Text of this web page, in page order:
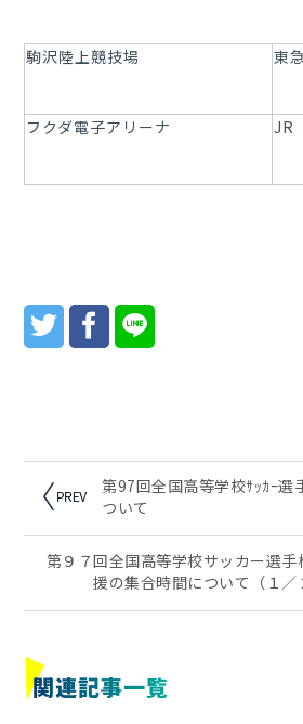
駒沢陸上競技場 東
フクダ電子アリーナ JR
第97回全国高等学校ｻｯｶｰ選
ついて
第９７回全国高等学校サッカー選手
援の集合時間について（１／
関連記事一覧